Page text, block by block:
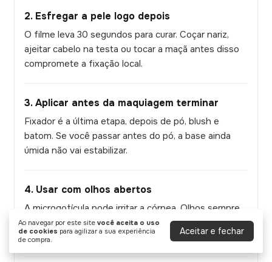
Ao navegar por este site você aceita o uso
de cookies para agilizar a sua experiência
de compra.
Aceitar e fechar
2. Esfregar a pele logo depois
O filme leva 30 segundos para curar. Coçar nariz,
ajeitar cabelo na testa ou tocar a maçã antes disso
compromete a fixação local.
3. Aplicar antes da maquiagem terminar
Fixador é a última etapa, depois de pó, blush e
batom. Se você passar antes do pó, a base ainda
úmida não vai estabilizar.
4. Usar com olhos abertos
A microgotícula pode irritar a córnea. Olhos sempre
fechados durante a aplicação. Espere secar antes
de abrir.